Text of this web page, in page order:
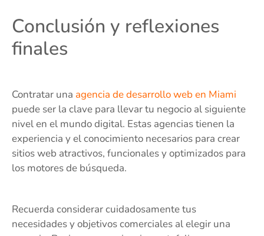
Conclusión y reflexiones
finales
Contratar una agencia de desarrollo web en Miami
puede ser la clave para llevar tu negocio al siguiente
nivel en el mundo digital. Estas agencias tienen la
experiencia y el conocimiento necesarios para crear
sitios web atractivos, funcionales y optimizados para
los motores de búsqueda.
Recuerda considerar cuidadosamente tus
necesidades y objetivos comerciales al elegir una